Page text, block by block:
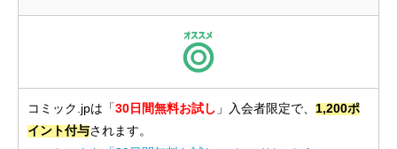
コミック.jpは「30日間無料お試し 」入会者限定で、 1,200ポ
イント付与されます。